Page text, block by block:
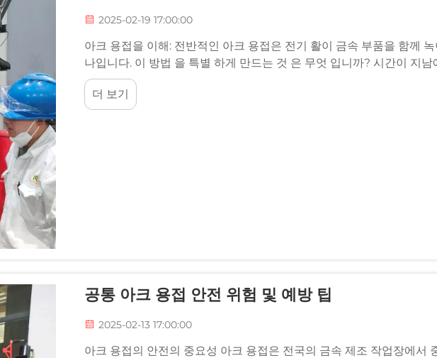
2025-02-19 17:00:00
아크 용접을 이해: 전반적인 아크 용접은 전기 활이 금속 부품을 함께
나입니다. 이 방법 을 특별 하게 만드는 것 은 무엇 입니까? 시간이 지
결을 만듭니다.
더 보기
공통 아크 용접 안전 위험 및 예방 팁
2025-02-13 17:00:00
아크 용접의 안전의 중요성 아크 용접은 전국의 금속 제조 작업장에서